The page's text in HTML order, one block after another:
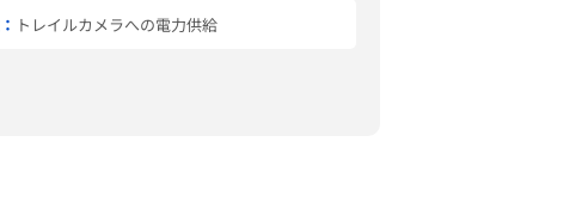
トレイルカメラへの電力供給